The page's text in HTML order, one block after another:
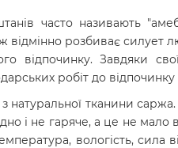
часто називають
розбиває силует
відпочинку. Завдяки
робіт до
натуральної тканини саржа.
і не гаряче, а це не
вологість, сила